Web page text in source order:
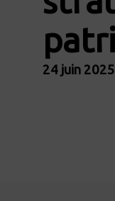
24 juin 2025